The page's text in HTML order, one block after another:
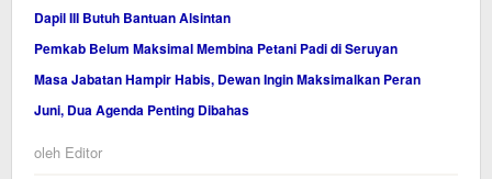
Dapil III Butuh Bantuan Alsintan
Pemkab Belum Maksimal Membina Petani Padi di Seruyan
Masa Jabatan Hampir Habis, Dewan Ingin Maksimalkan Peran
Juni, Dua Agenda Penting Dibahas
oleh Editor